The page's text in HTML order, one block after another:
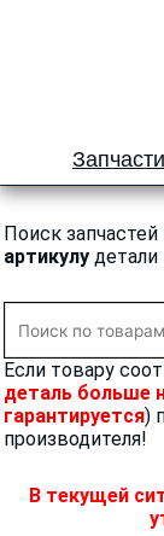
Поиск
артикулу детали
Если товару
деталь больше
гарантируется)
производителя!
В текущей